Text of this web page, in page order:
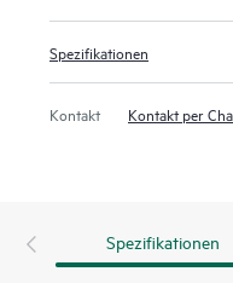
Spezifikationen
Kontakt Kontakt per
Spezifikationen